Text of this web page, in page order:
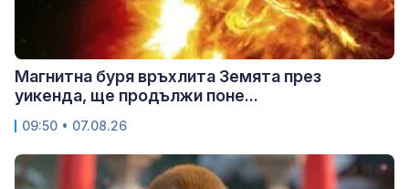
Магнитна буря връхлита Земята през
уикенда, ще продължи поне...
09:50 • 07.08.26